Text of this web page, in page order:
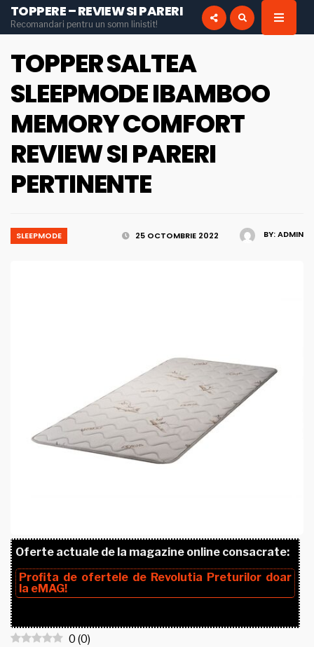
INSTAGRAM PINTEREST
for:
TOPPERE – REVIEW SI PARERI
Recomandari pentru un somn linistit!
TOPPER SALTEA
SLEEPMODE IBAMBOO
MEMORY COMFORT
REVIEW SI PARERI
PERTINENTE
BY:ADMIN
25 OCTOMBRIE 2022
SLEEPMODE
Oferte actuale de la magazine online consacrate:
Profita de ofertele de Revolutia Preturilor doar
la eMAG!
0 (0)